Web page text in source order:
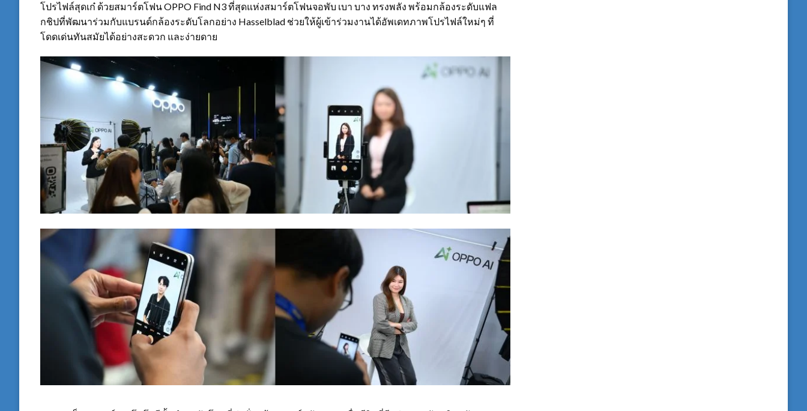
โปรไฟล์สุดเก๋ ด้วยสมาร์ตโฟนOPPO Find N3ที่สุดแห่งสมาร์ตโฟนจอพับ เบา บาง ทรงพลัง พร้อมกล้องระดับแฟล
กชิปที่พัฒนาร่วมกับแบรนด์กล้องระดับโลกอย่าง Hasselblad ช่วยให้ผู้เข้าร่วมงานได้อัพเดทภาพโปรไฟล์ใหม่ๆ ที่
โดดเด่นทันสมัยได้อย่างสะดวก และง่ายดาย